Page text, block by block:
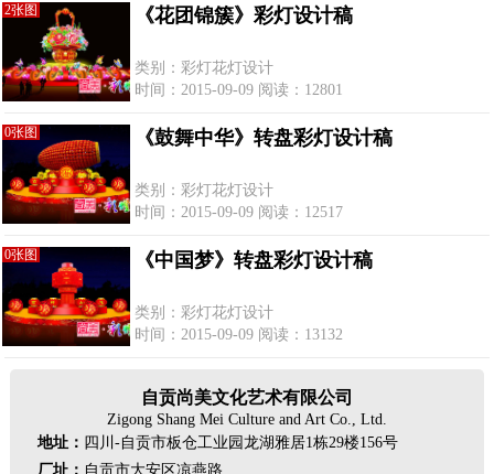
2张图 《花团锦簇》彩灯设计稿
类别：彩灯花灯设计
时间：2015-09-09 阅读：12801
0张图 《鼓舞中华》转盘彩灯设计稿
类别：彩灯花灯设计
时间：2015-09-09 阅读：12517
0张图 《中国梦》转盘彩灯设计稿
类别：彩灯花灯设计
时间：2015-09-09 阅读：13132
自贡尚美文化艺术有限公司
Zigong Shang Mei Culture and Art Co., Ltd.
地址： 四川-自贡市板仓工业园龙湖雅居1栋29楼156号
厂址： 自贡市大安区凉燕路